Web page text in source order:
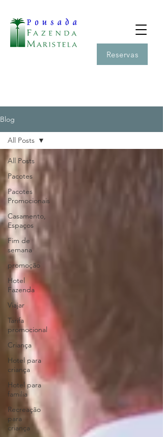
Reservas
Blog
All Posts
Pacotes
Pacotes
Promocionais
Casamento,
Espaços
Fim de
semana
promoção
Hotel
Fazenda
Viajar
Tarifa
promocional
Criança
Hotel para
criança
Hotel para
familia
Recreação
para
criança
All Posts